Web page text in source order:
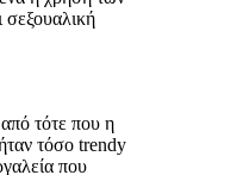
σεξουαλική
τότε που η
τόσο trendy
που